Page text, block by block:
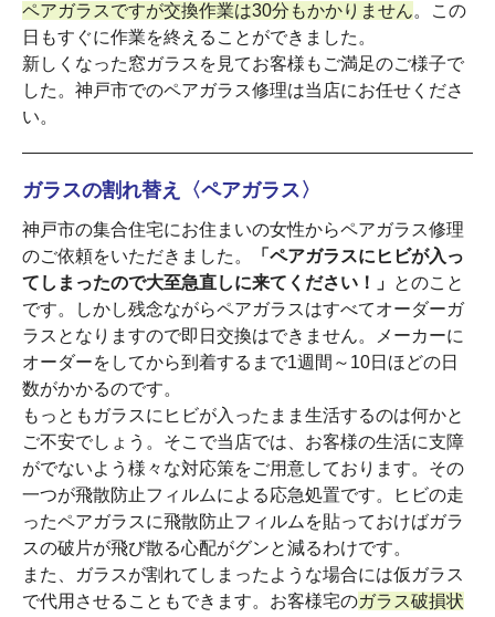
ペアガラスですが交換作業は30分もかかりません。この
日もすぐに作業を終えることができました。
新しくなった窓ガラスを見てお客様もご満足のご様子で
した。神戸市でのペアガラス修理は当店にお任せくださ
い。
ガラスの割れ替え〈ペアガラス〉
神戸市の集合住宅にお住まいの女性からペアガラス修理
のご依頼をいただきました。
「ペアガラスにヒビが入っ
てしまったので大至急直しに来てください！」 とのこと
です。しかし残念ながらペアガラスはすべてオーダーガ
ラスとなりますので即日交換はできません。メーカーに
オーダーをしてから到着するまで1週間～10日ほどの日
数がかかるのです。
もっともガラスにヒビが入ったまま生活するのは何かと
ご不安でしょう。そこで当店では、お客様の生活に支障
がでないよう様々な対応策をご用意しております。その
一つが飛散防止フィルムによる応急処置です。ヒビの走
ったペアガラスに飛散防止フィルムを貼っておけばガラ
スの破片が飛び散る心配がグンと減るわけです。
また、ガラスが割れてしまったような場合には仮ガラス
で代用させることもできます。お客様宅のガラス破損状